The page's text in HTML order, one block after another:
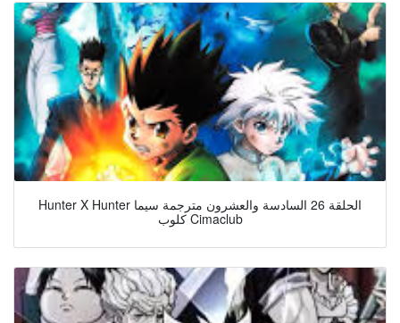
Hunter X Hunter الحلقة 26 السادسة والعشرون مترجمة سيما
كلوب Cimaclub